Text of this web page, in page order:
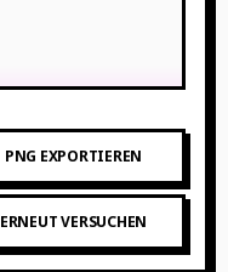
PNG EXPORTIEREN
ERNEUT VERSUCHEN